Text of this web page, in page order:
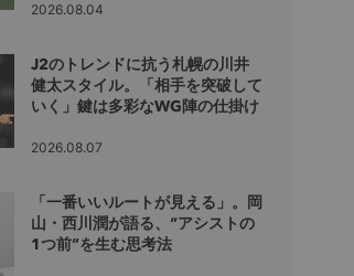
2026.08.04
J2のトレンドに抗う札幌の川井
健太スタイル。「相手を突破して
いく」鍵は多彩なWG陣の仕掛け
2026.08.07
「一番いいルートが見える」。岡
山・西川潤が語る、“アシストの
1つ前”を生む思考法